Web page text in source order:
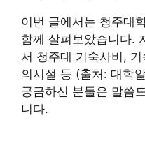
이번 글에서는 청주대
함께 살펴보았습니다.
서 청주대 기숙사비,
의시설 등 (출처: 대학
궁금하신 분들은 말씀
니다.